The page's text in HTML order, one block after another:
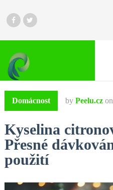
Domácnost by Peelu.cz on
Kyselina
Přesné
použití